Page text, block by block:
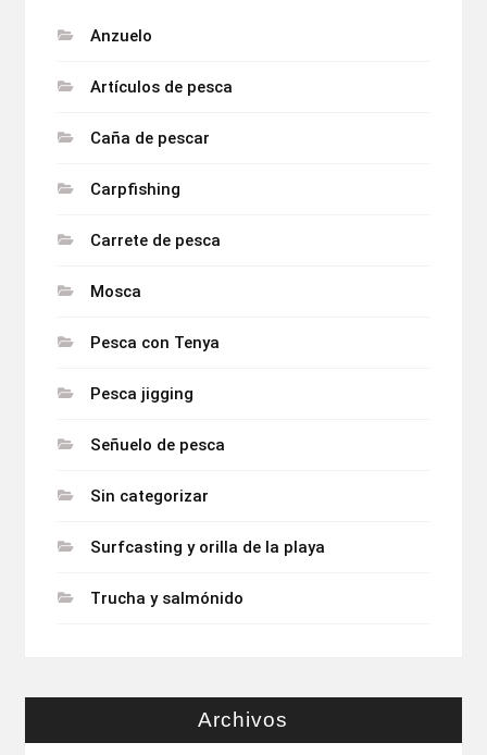
Anzuelo
Artículos de pesca
Caña de pescar
Carpfishing
Carrete de pesca
Mosca
Pesca con Tenya
Pesca jigging
Señuelo de pesca
Sin categorizar
Surfcasting y orilla de la playa
Trucha y salmónido
Archivos